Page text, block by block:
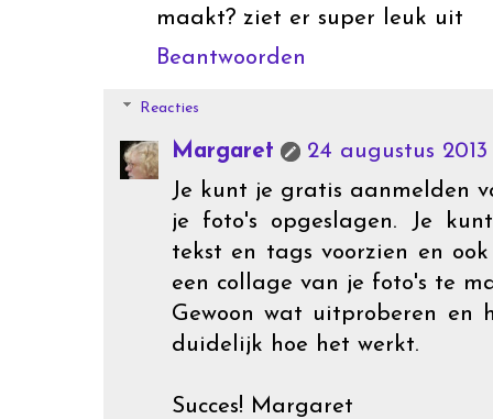
maakt? ziet er super leuk uit
Beantwoorden
Reacties
Margaret
24 augustus
Je kunt je gratis aanmelden
je foto's opgeslagen. Je
tekst en tags voorzien en
een collage van je foto's te
Gewoon wat uitproberen en
duidelijk hoe het werkt.
Succes! Margaret